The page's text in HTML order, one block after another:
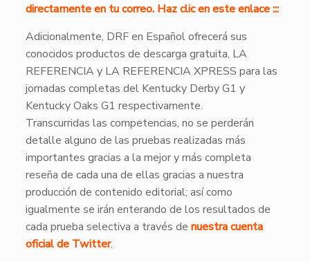
directamente en tu correo. Haz clic en este enlace :::
Adicionalmente, DRF en Español ofrecerá sus
conocidos productos de descarga gratuita, LA
REFERENCIA y LA REFERENCIA XPRESS para las
jornadas completas del Kentucky Derby G1 y
Kentucky Oaks G1 respectivamente.
Transcurridas las competencias, no se perderán
detalle alguno de las pruebas realizadas más
importantes gracias a la mejor y más completa
reseña de cada una de ellas gracias a nuestra
producción de contenido editorial; así como
igualmente se irán enterando de los resultados de
cada prueba selectiva a través de nuestra cuenta
oficial de Twitter.